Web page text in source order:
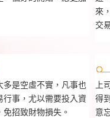
來
交
是空虛不實，凡事也
事，尤以需要投入資
招致財物損失。
上
得
意